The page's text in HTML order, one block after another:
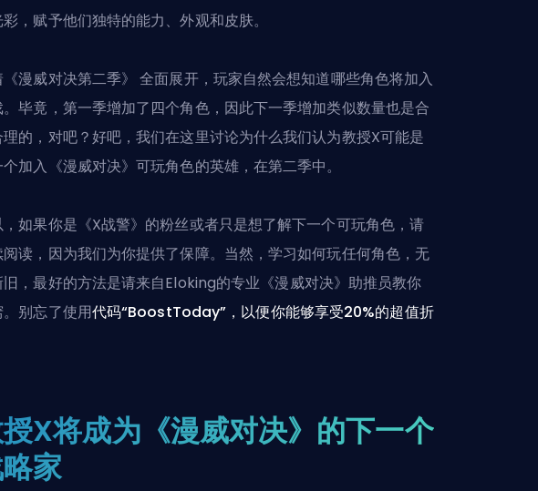
，赋予他们独特的能力、外观和皮肤。
《漫威对决第二季》全面展开，玩家自然会想知道哪些角色将加入
毕竟，第一季增加了四个角色，因此下一季增加类似数量也是合
的，对吧？好吧，我们在这里讨论为什么我们认为教授X可能是
加入《漫威对决》可玩角色的英雄，在第二季中。
如果你是《X战警》的粉丝或者只是想了解下一个可玩角色，请
读，因为我们为你提供了保障。当然，学习如何玩任何角色，无
，最好的方法是请来自Eloking的专业《漫威对决》助推员教你
别忘了使用代码“BoostToday”，以便你能够享受20%的超值折
X将成为《漫威对决》的下一个
家